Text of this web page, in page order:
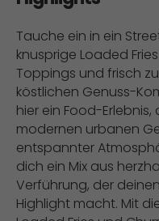
Tauche ein in ein
knusprige Loaded
Toppings und frisch
köstlichen Genuss-
hier ein Food-
modernen urbanen
entspannter
dich ein Mix aus
Verführung, der
Highlight macht. Mit